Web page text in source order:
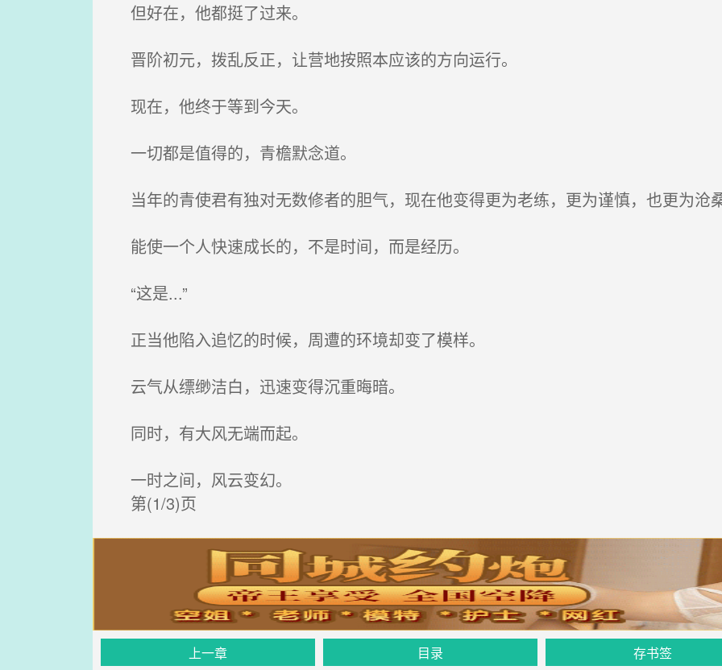
但好在，他都挺了过来。
晋阶初元，拨乱反正，让营地按照本应该的方向运行。
现在，他终于等到今天。
一切都是值得的，青檐默念道。
当年的青使君有独对无数修者的胆气，现在他变得更为老练，更为谨慎，也更为沧
能使一个人快速成长的，不是时间，而是经历。
“这是...”
正当他陷入追忆的时候，周遭的环境却变了模样。
云气从缥缈洁白，迅速变得沉重晦暗。
同时，有大风无端而起。
一时之间，风云变幻。
第(1/3)页
上一章 目录 存书签